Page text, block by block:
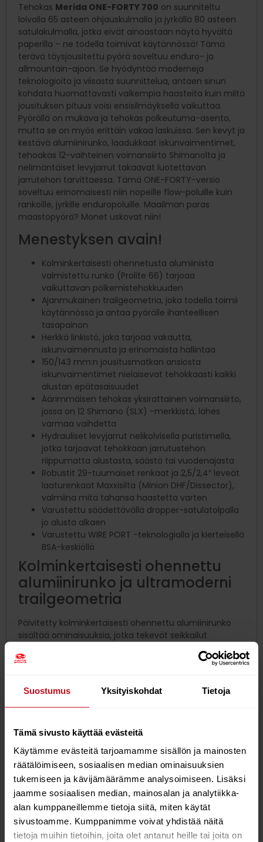
Suostumus Yksityiskohdat Tietoja
Tämä sivusto käyttää evästeitä
Käytämme evästeitä tarjoamamme sisällön ja mainosten
räätälöimiseen, sosiaalisen median ominaisuuksien
tukemiseen ja kävijämäärämme analysoimiseen. Lisäksi
jaamme sosiaalisen median, mainosalan ja analytiikka-
alan kumppaneillemme tietoja siitä, miten käytät
sivustoamme. Kumppanimme voivat yhdistää näitä
tietoja muihin tietoihin, joita olet antanut heille tai joita on
Tehokas Merida ONE-FORTY 700 on suunniteltu
loivalla 65 asteen ohjauskulmalla ja jyrkällä 80 asteen
satulakulmalla, jotka eivät ainoastaan näytä hyvältä
paperilla – ne todella toimivat käytännössä! Tämä
terävä täysjousitettu pyörä soveltuu enduro- ja
allmountain-ajoon. Se hyödyntää moderneja
teknologioita ja viisasta suunnittelua, antaen sinun
kohdata huomattavasti vaikempia haasteita kuin miltä
jousituksen pituus voisi ensisilmäyksellä vaikuttaa.
Pyörällä on mukava ja tehokas polkeutuma-asento,
mutta se on myös erittäin vakaa laskuissa. Sen kevyt ja
kestävä alumiinirunko, laadukkaat iskunvaimentimet,
tehoakas 12-vaihteinen voimansiirto Shimanolta ja
nelimäntäiset levyjarrut takaavat luotettavan
jarrutehon tarvittaessa. Tämä ONE-FORTY-versio
soveltuu erinomaisesti niin nopeille flow-poluille kuin
rankoille, jyrkille enduropoluille. Maailman paras
maastopyörä? Monet uskovat niin!
Menestyksen avain!
Kolminkertaisesti ohennetusta alumiinista
valmistettu runko (Prolite 66) tarjoaa
vaikuttavan polkemistehokkuuden
Ajanmukainen trailgeometria, joka todella toimii
käytännössä ja antaa pyörälle ihanteellisen
tasapainon
Herkkä linkistö, joka tarjoaa vakautta,
iskunvaimennusta ja erinomaista hallintaa
150/143 mm:n jousitusmatkan ansiosta
iskunvaimentimet nielaisevat tehokkaasti kaikki
alustan epätasaisuudet
Äärimmäisen tehokas yksirattainen voimansiirto,
jossa on 12 Shimano (SLX) -merkkistä, lähes
varmaa vaihdetta
Hydrauliset levyjarrut nelikolvisella puristimella,
jotka tarjoavat tehokkaan jarrutustehon
riippumatta alustasta, säästä tai vuodenajasta
Robustit 29-tuumaiset renkaat ja 2,5/2,4″ leveät
laaturenkaat Maxxisilta (Minion DHF/Dissector),
valmiina mitä tahansa haastetta varten
Varustettu säädettävällä dropper-satulatolpalla
jo alusta alkaen
Varustettu WIRE PORT -teknologialla ja kierteisellä
BSA-keskiöllä
Kolminkertaisesti ohennettu
alumiinirunko ja ultramoderni
trailgeometria
Päivitetty kolminkertaisesti ohennettu alumiinirunko
sisältää ominaisuuksia, jotka tekevät seikkailut
metsässä entistä nautittavampia. Ultramoderni
geometria sijoittaa sinut optimaaliseen asentoon
uskomattoman tasapainon etu- ja takarenkaan välillä.
Rungon mataluus ja satulaputken design helpottavat
eri kokojen valintaa riippuen siitä, mitä pyöräilijä haluaa
enemmän runko on progressiivinen (vaatii enemmän
voimaa käyttääksesi 100% joustovarasta). Suuremmat
kuljettajat painavat yleensä enemmän ja ne, jotka
valitsevat pidemmän rungon suhteessa pituuteensa –
kaipaavat usein nopeutta. Tässä tapauksessa on
erityisen tärkeää, että jousitus tukee sinua, kun sitä
eniten tarvitset. Kun tie viettää alaspäin, loiva
ohjauskulma auttaa pitämään kurssin äärimmäisellä
tarkkuudella.